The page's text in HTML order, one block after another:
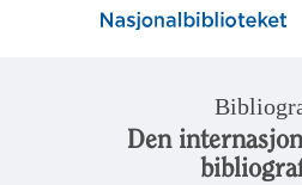
Den